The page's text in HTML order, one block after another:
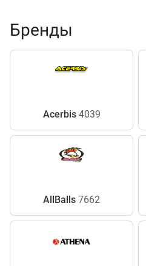
Бренды
Acerbis 4039
AllBalls 7662